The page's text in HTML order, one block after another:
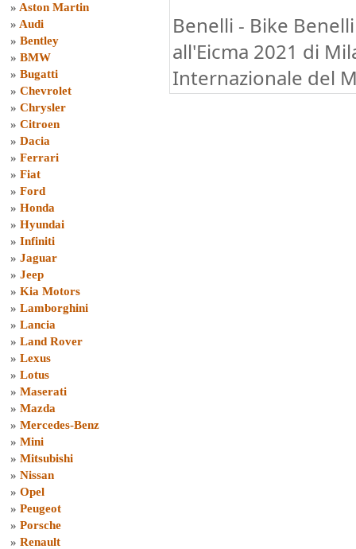
» Aston Martin
» Audi
» Bentley
» BMW
» Bugatti
» Chevrolet
» Chrysler
» Citroen
» Dacia
» Ferrari
» Fiat
» Ford
» Honda
» Hyundai
» Infiniti
» Jaguar
» Jeep
» Kia Motors
» Lamborghini
» Lancia
» Land Rover
» Lexus
» Lotus
» Maserati
» Mazda
» Mercedes-Benz
» Mini
» Mitsubishi
» Nissan
» Opel
» Peugeot
» Porsche
» Renault
Benelli - Bike
all'Eicma 2021 di
Internazionale del